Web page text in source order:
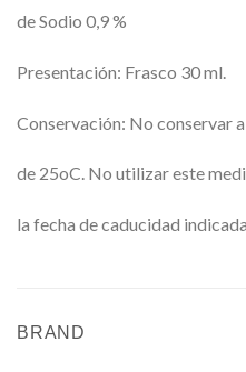
de Sodio 0,9 %
Presentación: Frasco 30 ml.
Conservación: No conservar
de 25oC. No utilizar este
la fecha de caducidad
BRAND